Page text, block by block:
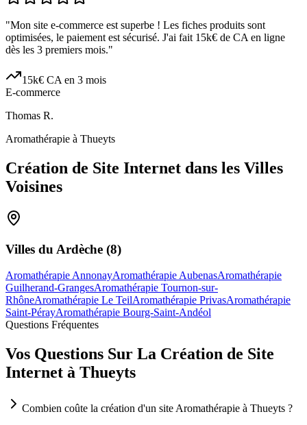
"Mon site e-commerce est superbe ! Les fiches produits sont
optimisées, le paiement est sécurisé. J'ai fait 15k€ de CA en ligne
dès les 3 premiers mois."
15k€ CA en 3 mois
E-commerce
Thomas R.
Aromathérapie à Thueyts
Création de Site Internet dans les Villes
Voisines
Villes du Ardèche (8)
Aromathérapie AnnonayAromathérapie AubenasAromathérapie
Guilherand-GrangesAromathérapie Tournon-sur-
RhôneAromathérapie Le TeilAromathérapie PrivasAromathérapie
Saint-PérayAromathérapie Bourg-Saint-Andéol
Questions Fréquentes
Vos Questions Sur La Création de Site
Internet à Thueyts
Combien coûte la création d'un site Aromathérapie à Thueyts ?